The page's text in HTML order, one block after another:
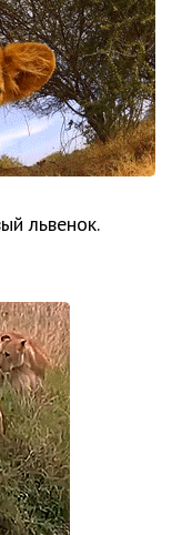
львенок.